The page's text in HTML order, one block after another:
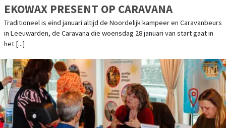
EKOWAX PRESENT OP CARAVANA
Traditioneel is eind januari altijd de Noordelijk kampeer en Caravanbeurs
in Leeuwarden, de Caravana die woensdag 28 januari van start gaat in
het [...]